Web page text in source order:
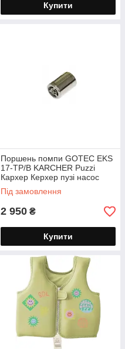
Купити
Поршень помпи GOTEC EKS
17-TP/B KARCHER Puzzi
Кархер Керхер пузі насос
Під замовлення
2 950 ₴
Купити